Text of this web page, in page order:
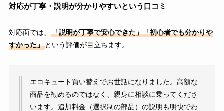
対応が丁寧・説明が分かりやすいという口コミ
対応面では、
「説明が丁寧で安心できた」「初心者でも分かりや
すかった」という評価が目立ちます。
エコキュート買い替えでお世話になりました。高額な
商品を勧めるのではなく、親身に相談に乗ってくださ
います。追加料金（選択制の部品）の説明も明快でわ